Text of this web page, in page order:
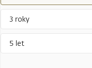
3 roky
5 let